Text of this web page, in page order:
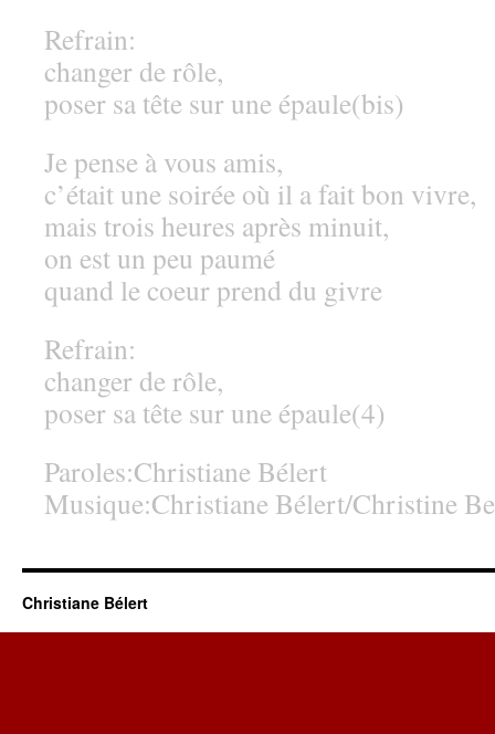
Refrain:
changer de rôle,
poser sa tête sur une épaule(bis)
Je pense à vous amis,
c’était une soirée où il a fait bon vivre,
mais trois heures après minuit,
on est un peu paumé
quand le coeur prend du givre
Refrain:
changer de rôle,
poser sa tête sur une épaule(4)
Paroles:Christiane Bélert
Musique:Christiane Bélert/Christine
Christiane Bélert